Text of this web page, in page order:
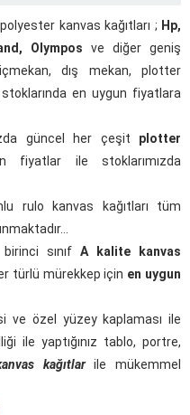
kanvas kağıtları ; Hp,
Olympos ve diğer geniş
dış mekan, plotter
en uygun fiyatlara
güncel her çeşit plotter
fiyatlar ile stoklarımızda
rulo kanvas kağıtları tüm
birinci sınıf A kalite kanvas
türlü mürekkep için en uygun
ve özel yüzey kaplaması ile
ile yaptığınız tablo, portre,
kağıtlarile mükemmel